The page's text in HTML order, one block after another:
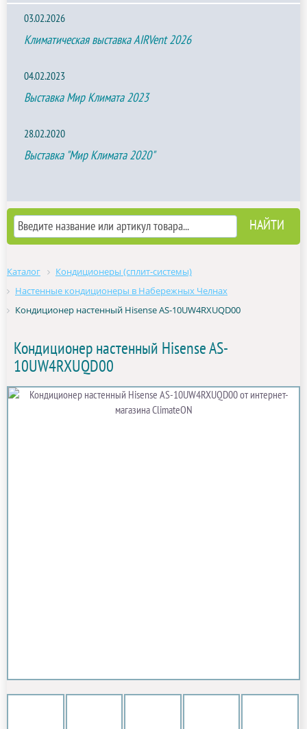
03.02.2026
Климатическая выставка AIRVent 2026
04.02.2023
Выставка Мир Климата 2023
28.02.2020
Выставка "Мир Климата 2020"
Каталог
Кондиционеры (сплит-системы)
Настенные кондиционеры в Набережных Челнах
Кондиционер настенный Hisense AS-10UW4RXUQD00
Кондиционер настенный Hisense AS-
10UW4RXUQD00